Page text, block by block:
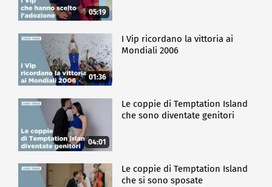
05:19
01:36
I Vip ricordano la vittoria ai
Mondiali 2006
04:01
Le coppie di Temptation Island
che sono diventate genitori
Le coppie di Temptation Island
che si sono sposate